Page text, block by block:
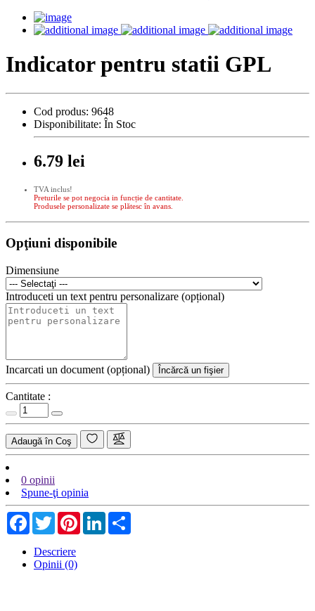
Indicator pentru statii GPL
Cod produs: 9648
Disponibilitate: În Stoc
6.79 lei
TVA inclus!
Preturile se pot negocia in funcție de cantitate.
Produsele personalizate se plătesc în avans.
Opţiuni disponibile
Dimensiune
Introduceti un text pentru personalizare (opțional)
Incarcati un document (opțional) Încărcă un fişier
Cantitate :
Adaugă în Coş
0 opinii
Spune-ţi opinia
Facebook
TwitterPinterestLinkedIn
Descriere
Opinii (0)